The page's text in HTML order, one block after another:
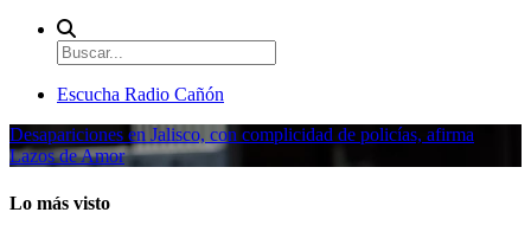
Escucha Radio Cañón
Desapariciones en Jalisco, con complicidad de policías, afirma
Lazos de Amor
Lo más visto